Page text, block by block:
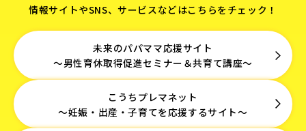
情報サイトやSNS、サービスなどはこちらをチェック！
未来のパパママ応援サイト
～男性育休取得促進セミナー＆共育て講座～
こうちプレマネット
～妊娠・出産・子育てを応援するサイト～